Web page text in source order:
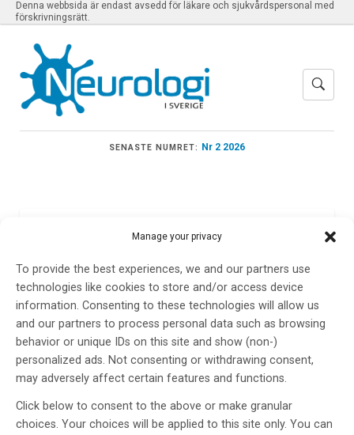
Manage your privacy
To provide the best experiences, we and our partners use
technologies like cookies to store and/or access device
information. Consenting to these technologies will allow us
and our partners to process personal data such as browsing
behavior or unique IDs on this site and show (non-)
personalized ads. Not consenting or withdrawing consent,
may adversely affect certain features and functions.
Click below to consent to the above or make granular
choices. Your choices will be applied to this site only. You can
Denna webbsida är endast avsedd för läkare och sjukvårdspersonal med
förskrivningsrätt.
SENASTE NUMRET: Nr 2 2026
Meny
Elisabet Londos